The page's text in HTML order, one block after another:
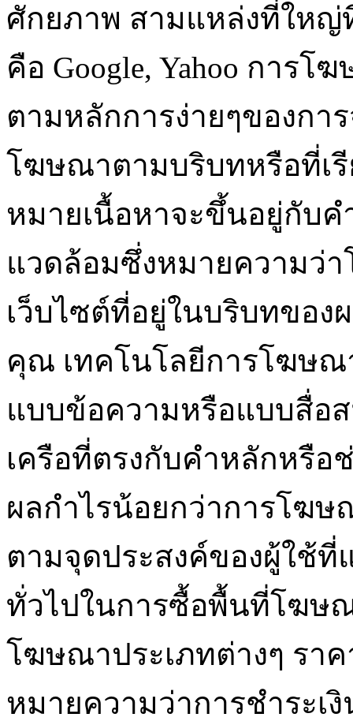
ศักยภาพ สามแหล่งที่ให
คือ Google, Yahoo การ
ตามหลักการง่ายๆของกา
โฆษณาตามบริบทหรือที่เ
หมายเนื้อหาจะขึ้นอยู่กับ
แวดล้อมซึ่งหมายความว่
เว็บไซต์ที่อยู่ในบริบทขอ
คุณ เทคโนโลยีการโฆษ
แบบข้อความหรือแบบสื่อ
เครือที่ตรงกับคำหลักหรื
ผลกำไรน้อยกว่าการโฆ
ตามจุดประสงค์ของผู้ใช้
ทั่วไปในการซื้อพื้นที่โฆษ
โฆษณาประเภทต่างๆ รา
หมายความว่าการชำระ